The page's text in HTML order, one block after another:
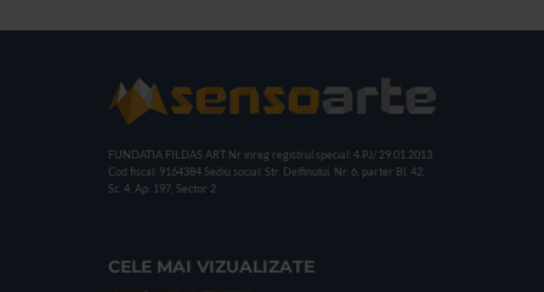
FUNDATIA FILDAS ART Nr inreg registrul special: 4 PJ/ 29.01.2013
Cod fiscal: 9164384 Sediu social: Str. Delfinului, Nr. 6, parter Bl. 42,
Sc. 4, Ap. 197, Sector 2
CELE MAI VIZUALIZATE